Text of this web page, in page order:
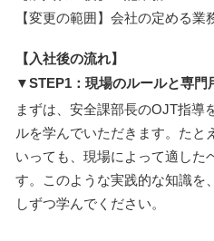
【変更の範囲】会社の定める業
【入社後の流れ】
▼STEP1：現場のルールと専門
まずは、安全課部長のOJT指導
ルを学んでいただきます。たと
いっても、現場によって適した
す。このような実践的な知識を
しずつ学んでください。